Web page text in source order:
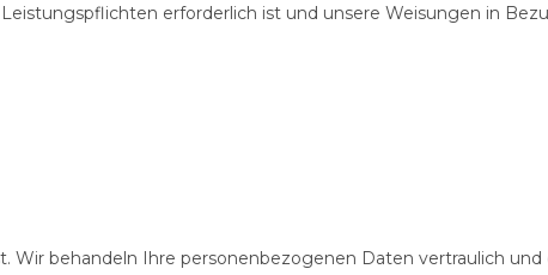
erforderlich ist und unsere Weisungen in
behandeln Ihre personenbezogenen Daten vertraulich